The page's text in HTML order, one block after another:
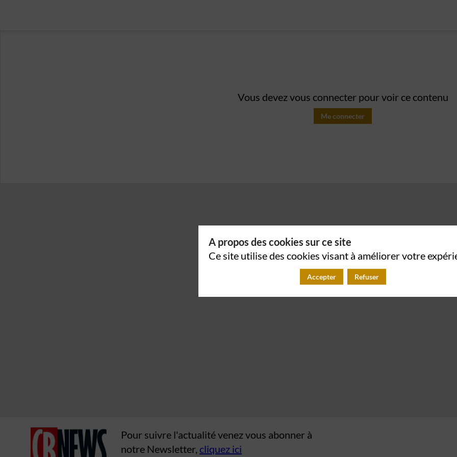
Vous devez vous connecter pour voir ce contenu
Me connecter
Pour suivre l'actualité venez vous abonner à
notre Newsletter, cliquez ici
A propos des cookies sur ce site
Ce site utilise des cookies visant à améliorer votre
Accepter Refuser